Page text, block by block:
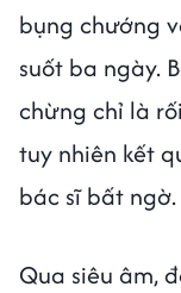
bụng chướng
suốt ba ngày.
chừng chỉ là
tuy nhiên kết
bác sĩ bất ngờ.
Qua siêu âm,